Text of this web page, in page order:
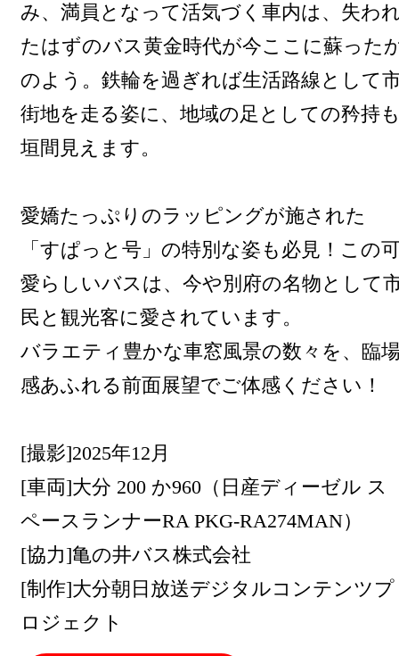
み、満員となって活気づく車内は、失わ
たはずのバス黄金時代が今ここに蘇った
のよう。鉄輪を過ぎれば生活路線として
街地を走る姿に、地域の足としての矜持
垣間見えます。
愛嬌たっぷりのラッピングが施された
「すぱっと号」の特別な姿も必見！この
愛らしいバスは、今や別府の名物として
民と観光客に愛されています。
バラエティ豊かな車窓風景の数々を、臨
感あふれる前面展望でご体感ください！
[撮影]2025年12月
[車両]大分 200 か960（日産ディーゼル ス
ペースランナーRA PKG-RA274MAN）
[協力]亀の井バス株式会社
[制作]大分朝日放送デジタルコンテンツプ
ロジェクト